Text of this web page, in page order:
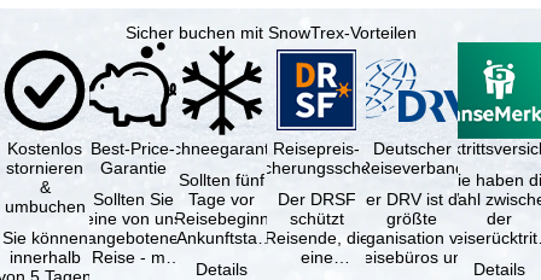
Sicher buchen mit SnowTrex-Vorteilen
Kostenlos
stornieren
&
umbuchen
Sie können
innerhalb
Best-Price-
Garantie
Sollten Sie
eine von uns
angebotene
Reise - mit
Schneegarantie
Sollten fünf
Tage vor
Reisebeginn
(Ankunftstag)
Details
Reisepreis-
Sicherungsschein
Der DRSF
schützt
Reisende, die
eine
Deutscher
Reiseverband
Der DRV ist die
größte
Organisation von
Reisebüros und
Sie haben
Wahl
der
Details